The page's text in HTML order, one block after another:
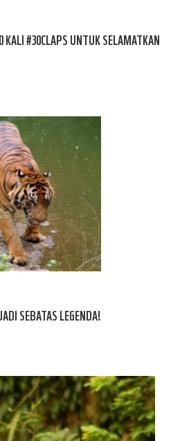
#30CLAPS UNTUK SELAMATKAN
SEBATAS LEGENDA!